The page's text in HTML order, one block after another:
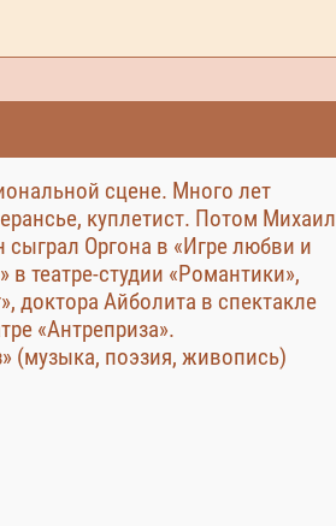
сцене. Много лет
куплетист. Потом Михаил
Оргона в «Игре любви и
театре-студии «Романтики»,
доктора Айболита в спектакле
«Антреприза».
(музыка, поэзия, живопись)